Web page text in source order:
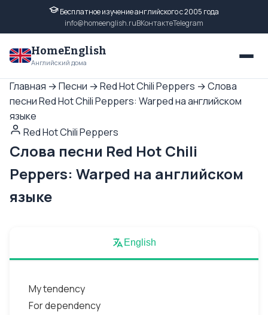
Бесплатное изучение английского с 2005 года
info@homeenglish.ruВКонтактеTelegram
HomeEnglish
Английский дома
Главная →Песни →Red Hot Chili Peppers →Слова
песни Red Hot Chili Peppers: Warped на английском
языке
Red Hot Chili Peppers
Слова песни Red Hot Chili
Peppers: Warped на английском
языке
English
My tendency
For dependency